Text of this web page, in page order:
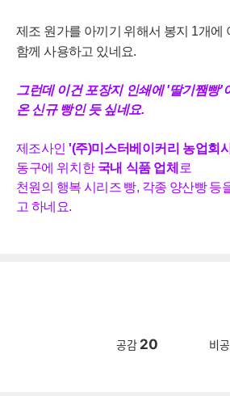
제조 원가를 아끼기 위해서 봉지 1개에
함께 사용하고 있네요.
그런데 이건 포장지 인쇄에 '딸기쨈빵'
온 신규 빵인 듯 싶네요.
제조사인 '(주)미스터베이커리 농업회
동구에 위치한 국내 식품 업체 로
천원의 행복 시리즈 빵, 각종 양산빵 등
고 하네 요.
공감 20 비